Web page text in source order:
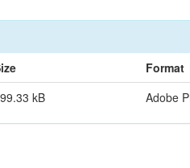
Format
kB Adobe